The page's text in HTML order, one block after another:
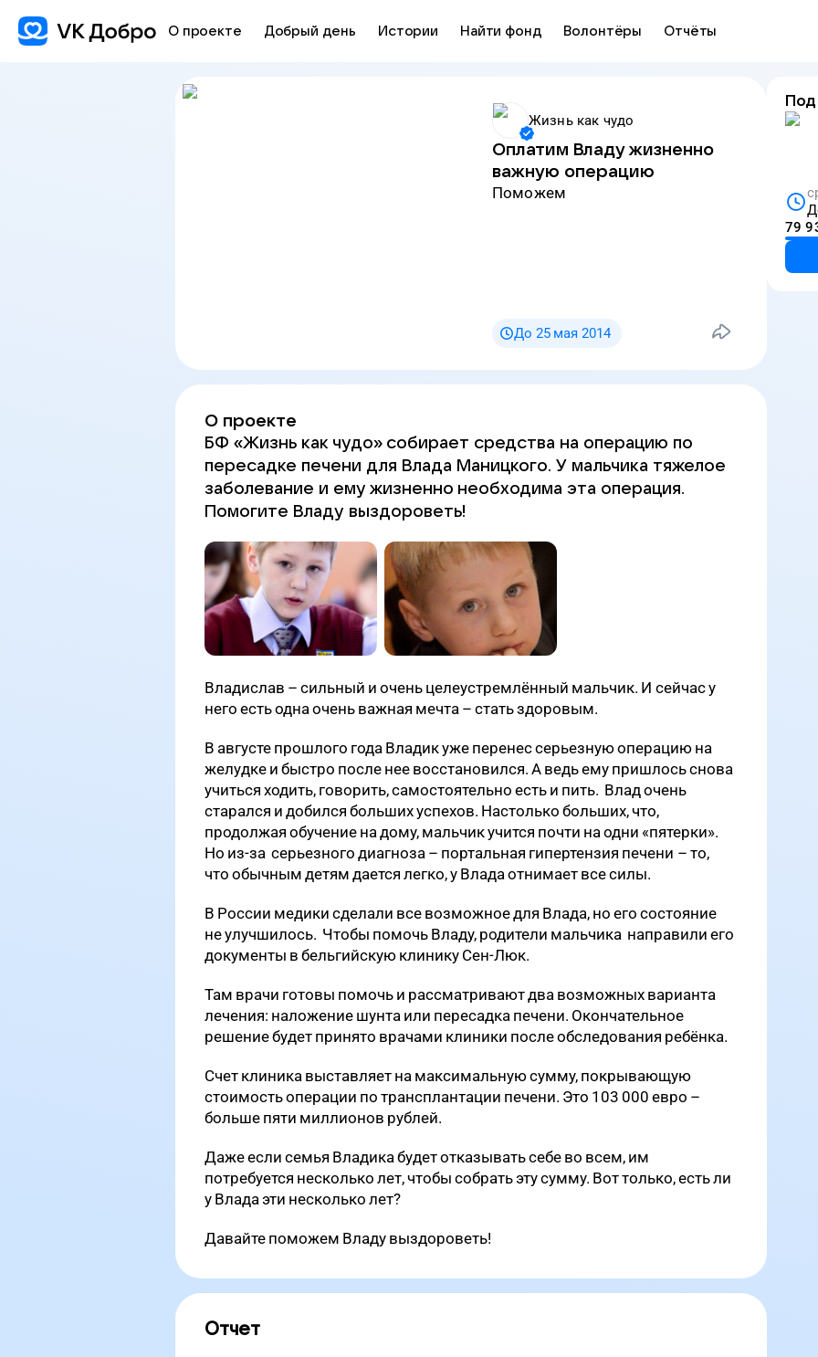
О проекте Добрый день Истории Найти фонд Волонтёры Отчёты
Жизнь как чудо
Оплатим Владу жизненно
важную операцию
Поможем
До 25 мая 2014
О проекте
БФ «Жизнь как чудо» собирает средства на операцию по
пересадке печени для Влада Маницкого. У мальчика тяжелое
заболевание и ему жизненно необходима эта операция.
Помогите Владу выздороветь!
Владислав – сильный и очень целеустремлённый мальчик. И сейчас у
него есть одна очень важная мечта – стать здоровым.
В августе прошлого года Владик уже перенес серьезную операцию на
желудке и быстро после нее восстановился. А ведь ему пришлось снова
учиться ходить, говорить, самостоятельно есть и пить. Влад очень
старался и добился больших успехов. Настолько больших, что,
продолжая обучение на дому, мальчик учится почти на одни «пятерки».
Но из-за серьезного диагноза – портальная гипертензия печени – то,
что обычным детям дается легко, у Влада отнимает все силы.
В России медики сделали все возможное для Влада, но его состояние
не улучшилось. Чтобы помочь Владу, родители мальчика направили его
документы в бельгийскую клинику Сен-Люк.
Там врачи готовы помочь и рассматривают два возможных варианта
лечения: наложение шунта или пересадка печени. Окончательное
решение будет принято врачами клиники после обследования ребёнка.
Счет клиника выставляет на максимальную сумму, покрывающую
стоимость операции по трансплантации печени. Это 103 000 евро –
больше пяти миллионов рублей.
Даже если семья Владика будет отказывать себе во всем, им
потребуется несколько лет, чтобы собрать эту сумму. Вот только, есть ли
у Влада эти несколько лет?
Давайте поможем Владу выздороветь!
Отчет
79